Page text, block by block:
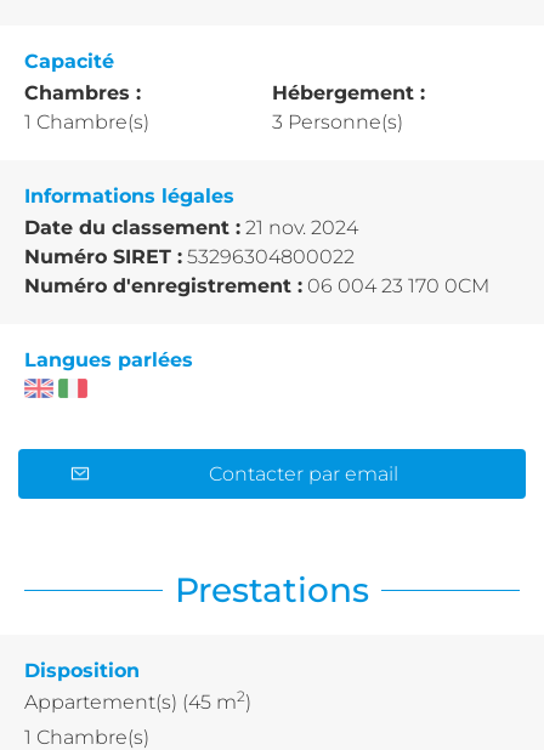
Capacité
Chambres :
1 Chambre(s)
Hébergement :
3 Personne(s)
Informations légales
Date du classement : 21 nov. 2024
Numéro SIRET : 53296304800022
Numéro d'enregistrement : 06 004 23 170 0CM
Langues parlées
Contacter par email
Prestations
Disposition
Appartement(s) (45 m2)
1 Chambre(s)